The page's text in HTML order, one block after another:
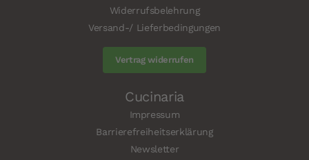
Widerrufsbelehrung
Versand-/ Lieferbedingungen
Vertrag widerrufen
Cucinaria
Impressum
Barrierefreiheitserklärung
Newsletter